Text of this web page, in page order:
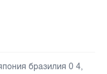
бразилия 0 4,